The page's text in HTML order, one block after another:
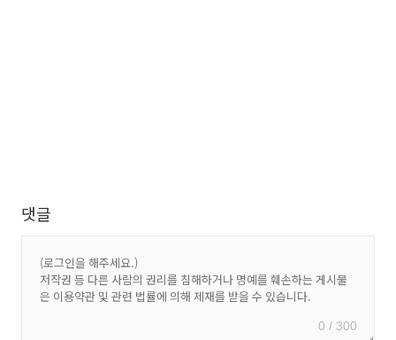
댓글
0 / 300